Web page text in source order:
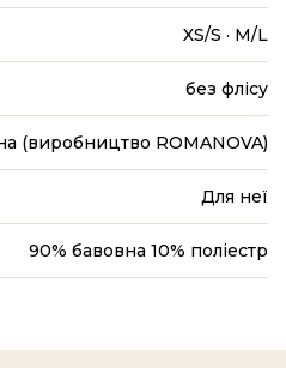
XS/S · M/L
без флісу
(виробництво ROMANOVA)
Для неї
90% бавовна 10% поліестр